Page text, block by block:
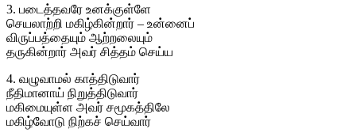
3. படைத்தவரே உனக்குள்ளே
செயலாற்றி மகிழ்கின்றார் – உன்னைப்
விருப்பத்தையும் ஆற்றலையும்
தருகின்றார் அவர் சித்தம் செய்ய
4. வழுவாமல் காத்திடுவார்
நீதிமானாய் நிறுத்திடுவார்
மகிமையுள்ள அவர் சமூகத்திலே
மகிழ்வோடு நிற்கச் செய்வார்